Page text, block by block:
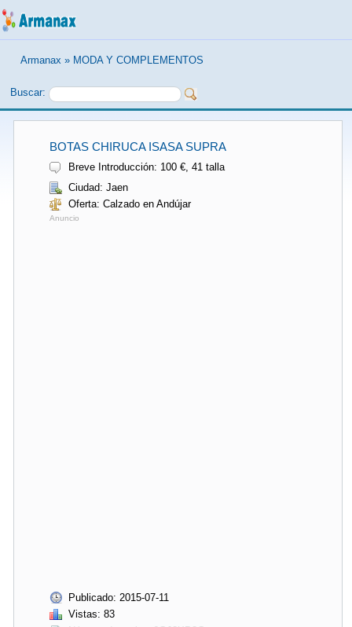
Armanax » MODA Y COMPLEMENTOS
Buscar:
BOTAS CHIRUCA ISASA SUPRA
Breve Introducción: 100 €, 41 talla
Ciudad: Jaen
Oferta: Calzado en Andújar
Anuncio
Publicado: 2015-07-11
Vistas: 83